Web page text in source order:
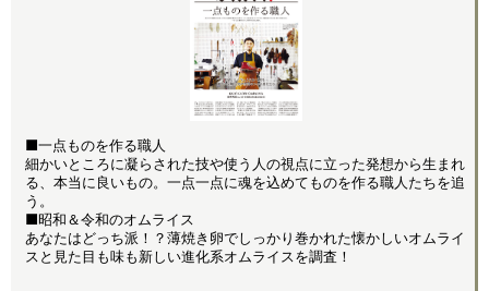
■一点ものを作る職人
細かいところに凝らされた技や使う人の視点に立った発想から生まれ
る、本当に良いもの。一点一点に魂を込めてものを作る職人たちを追
う。
■昭和＆令和のオムライス
あなたはどっち派！？薄焼き卵でしっかり巻かれた懐かしいオムライ
スと見た目も味も新しい進化系オムライスを調査！